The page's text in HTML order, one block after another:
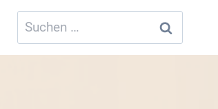
Suchen
nach: